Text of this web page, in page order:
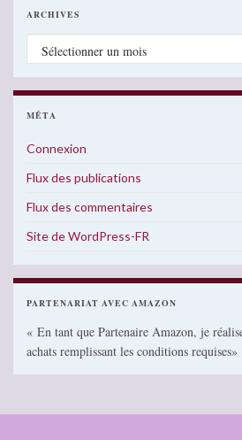
ARCHIVES
Archives
MÉTA
Connexion
Flux des publications
Flux des commentaires
Site de WordPress-FR
PARTENARIAT AVEC AMAZON
« En tant que Partenaire Amazon, je
achats remplissant les conditions requises»